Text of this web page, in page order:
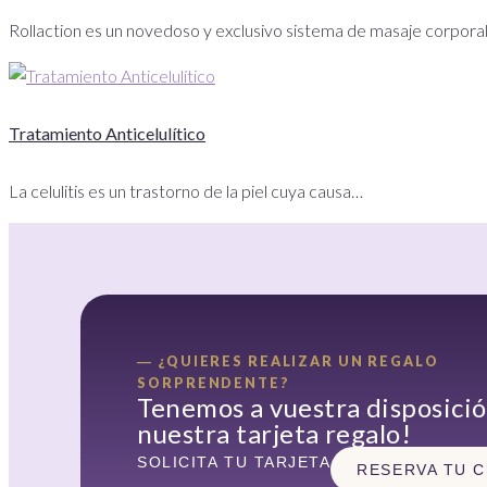
Rollaction es un novedoso y exclusivo sistema de masaje
Tratamiento Anticelulítico
La celulitis es un trastorno de la piel cuya causa…
― ¿QUIERES REALIZAR UN REGALO
SORPRENDENTE?
Tenemos a vuestra
nuestra tarjeta regalo!
SOLICITA TU TARJETA RESERVA TU